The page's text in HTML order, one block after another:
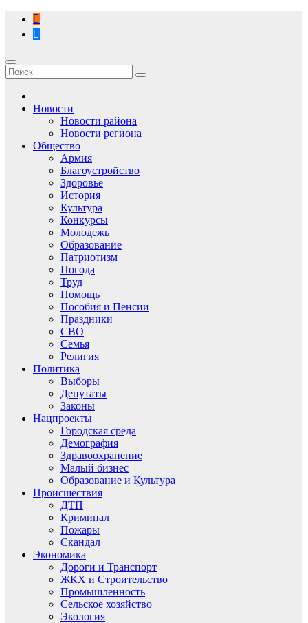
Перейти
содержимому
Новости
Новости района
Новости региона
Общество
Армия
Благоустройство
Здоровье
История
Культура
Конкурсы
Молодежь
Образование
Патриотизм
Погода
Труд
Помощь
Пособия и Пенсии
Праздники
СВО
Семья
Религия
Политика
Выборы
Депутаты
Законы
Нацпроекты
Городская среда
Демография
Здравоохранение
Малый бизнес
Образование и Культура
Происшествия
ДТП
Криминал
Пожары
Скандал
Экономика
Дороги и Транспорт
ЖКХ и Строительство
Промышленность
Сельское хозяйство
Экология